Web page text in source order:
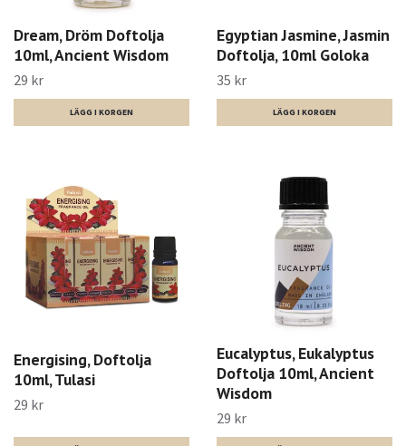
Dream, Dröm Doftolja
10ml, Ancient Wisdom
29 kr
Egyptian Jasmine, Jasmin
Doftolja, 10ml Goloka
35 kr
Energising, Doftolja
10ml, Tulasi
29 kr
Eucalyptus, Eukalyptus
Doftolja 10ml, Ancient
Wisdom
29 kr